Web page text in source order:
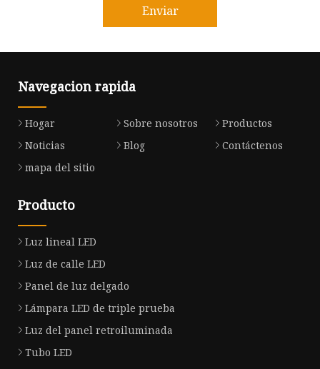
Enviar
Navegacion rapida
Hogar Sobre nosotros
Productos
Noticias
Blog
Contáctenos
mapa del sitio
Producto
Luz lineal LED
Luz de calle LED
Panel de luz delgado
Lámpara LED de triple prueba
Luz del panel retroiluminada
Tubo LED